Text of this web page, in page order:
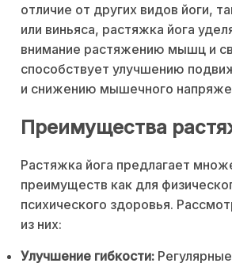
отличие от других видов йоги,
или виньяса, растяжка йога
внимание растяжению мышц и
способствует улучшению
и снижению мышечного
Преимущества
Растяжка йога предлагает
преимуществ как для
психического здоровья.
из них:
Улучшение гибкости: